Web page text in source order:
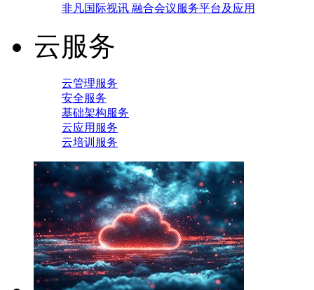
非凡国际视讯 融合会议服务平台及应用
云服务
云管理服务
安全服务
基础架构服务
云应用服务
云培训服务